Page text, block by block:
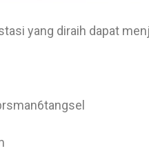
yang diraih dapat